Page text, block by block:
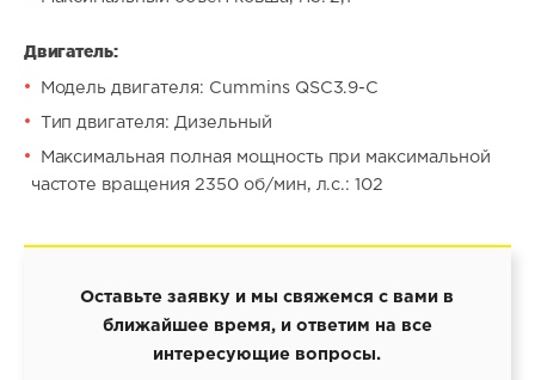
Двигатель:
Модель двигателя: Cummins QSC3.9-C
Тип двигателя: Дизельный
Максимальная полная мощность при максимальной
частоте вращения 2350 об/мин, л.с.: 102
Оставьте заявку и мы свяжемся с вами в
ближайшее время, и ответим на все
интересующие вопросы.